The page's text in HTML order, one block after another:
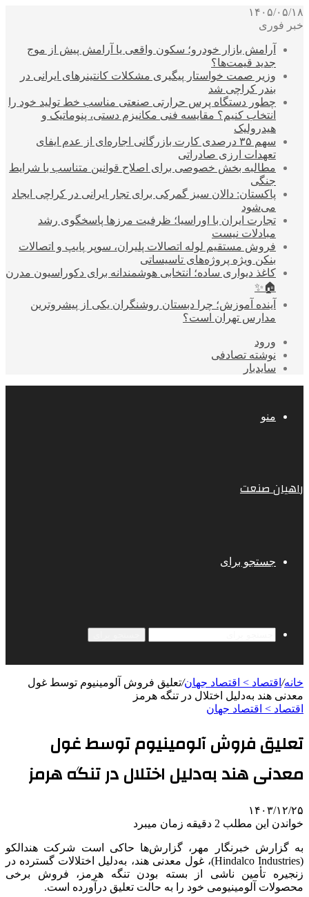
۱۴۰۵/۰۵/۱۸
خبر فوری
آرامش بازار خودرو؛ سکون واقعی یا آرامش پیش از موج
جدید قیمت‌ها؟
وزیر صمت خواستار پیگیری مشکلات کانتینرهای ایرانی در
بندر کراچی شد
چطور دستگاه پرس حرارتی صنعتی مناسب خط تولید خود را
انتخاب کنیم؟ مقایسه فنی مکانیزم دستی، پنوماتیک و
هیدرولیک
سهم ۳۵ درصدی کارت بازرگانی اجاره‌ای از عدم ایفای
تعهدات ارزی صادراتی
مطالبه بخش خصوصی برای اصلاح قوانین متناسب با شرایط
جنگی
پاکستان: دالان سبز گمرکی برای تجار ایرانی در کراچی ایجاد
می‌شود
تجارت ایران با اوراسیا؛ ظرفیت مرزها پاسخگوی رشد
مبادلات نیست
فروش مستقیم لوله اتصالات پلیران، سوپر پایپ و اتصالات
بنکن ویژه پروژه‌های تاسیساتی
کاغذ دیواری ساده؛ انتخابی هوشمندانه برای دکوراسیون مدرن
🏠✨
آینده آموزش؛ چرا دبستان روشنگران یکی از پیشروترین
مدارس تهران است؟
ورود
نوشته تصادفی
سایدبار
منو
راهیان صنعت
جستجو برای
خانه/ اقتصاد > اقتصاد جهان/تعلیق فروش آلومینیوم توسط غول
معدنی هند به‌دلیل اختلال در تنگه هرمز
اقتصاد > اقتصاد جهان
تعلیق فروش آلومینیوم توسط غول
معدنی هند به‌دلیل اختلال در تنگه هرمز
۱۴۰۳/۱۲/۲۵
خواندن این مطلب 2 دقیقه زمان میبرد
به گزارش خبرنگار مهر، گزارش‌ها حاکی است شرکت هندالکو
(Hindalco Industries)، غول معدنی هند، به‌دلیل اختلالات گسترده در
زنجیره تأمین ناشی از بسته بودن تنگه هرمز، فروش برخی
محصولات آلومینیومی خود را به حالت تعلیق درآورده است.